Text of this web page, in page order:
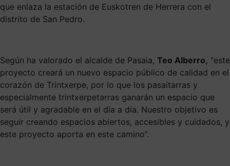
que enlaza la estación de Euskotren de Herrera con el
distrito de San Pedro.
Según ha valorado el alcalde de Pasaia, Teo Alberro, “este
proyecto creará un nuevo espacio público de calidad en el
corazón de Trintxerpe, por lo que los pasaitarras y
especialmente trintxerpetarras ganarán un espacio que
será útil y agradable en el día a día. Nuestro objetivo es
seguir creando espacios abiertos, accesibles y cuidados, y
este proyecto aporta en este camino”.